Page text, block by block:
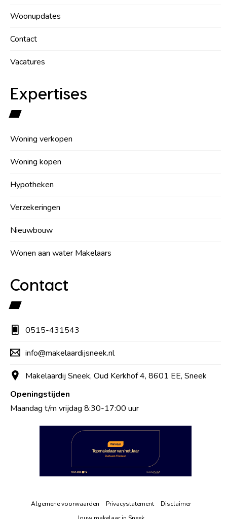
Woonupdates
Contact
Vacatures
Expertises
Woning verkopen
Woning kopen
Hypotheken
Verzekeringen
Nieuwbouw
Wonen aan water Makelaars
Contact
0515-431543
info@makelaardijsneek.nl
Makelaardij Sneek, Oud Kerkhof 4, 8601 EE, Sneek
Openingstijden
Maandag t/m vrijdag 8:30-17:00 uur
Algemene voorwaarden Privacystatement
Disclaimer